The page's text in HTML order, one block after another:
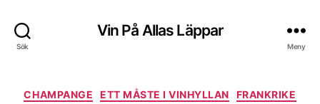
Sök
Vin På Allas Läppar
Meny
Kategorier
CHAMPANGE ETT MÅSTE I VINHYLLAN
FRANKRIKE